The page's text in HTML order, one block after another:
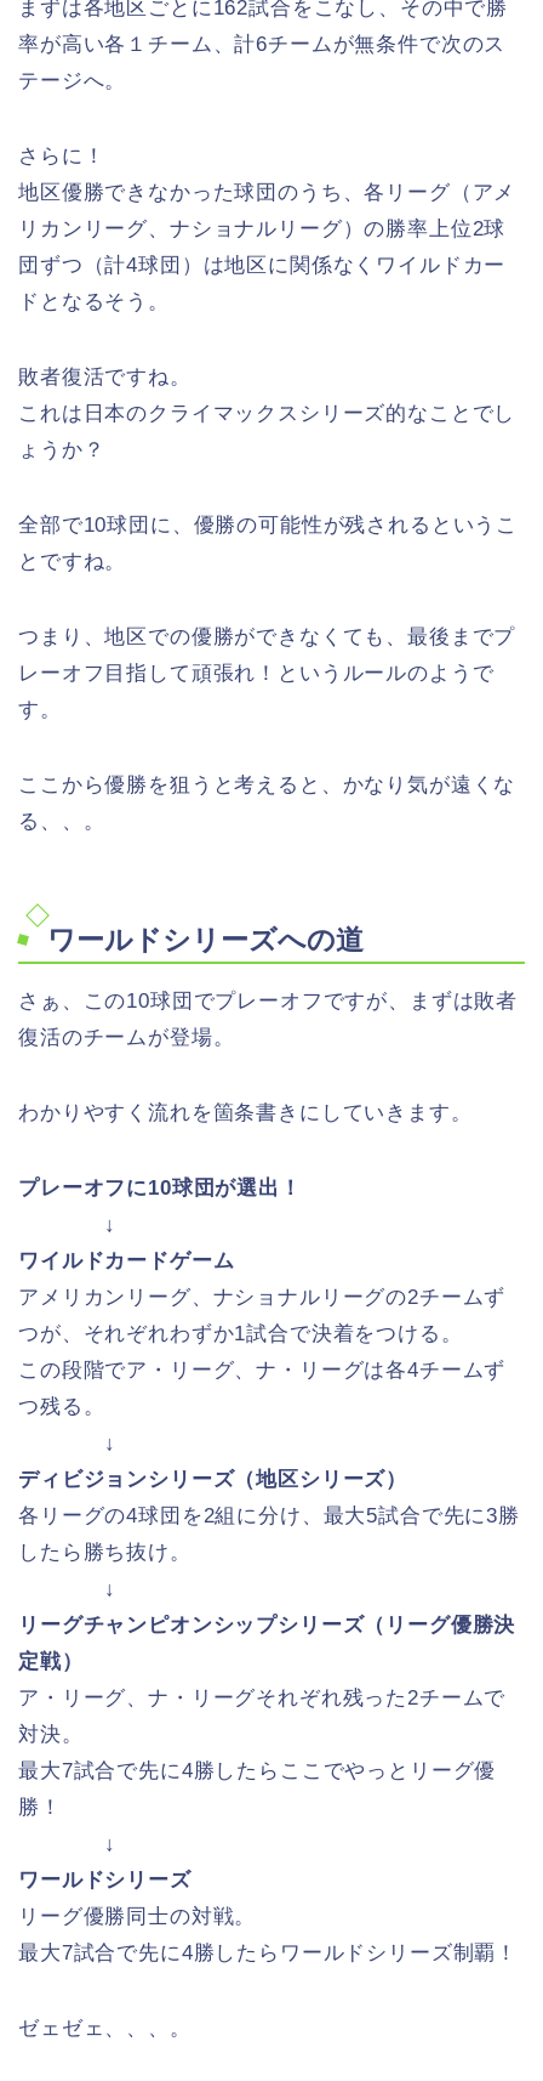
まずは各地区ごとに162試合をこなし、その中で勝
率が高い各１チーム、計6チームが無条件で次のス
テージへ。
さらに！
地区優勝できなかった球団のうち、各リーグ（アメ
リカンリーグ、ナショナルリーグ）の勝率上位2球
団ずつ（計4球団）は地区に関係なくワイルドカー
ドとなるそう。
敗者復活ですね。
これは日本のクライマックスシリーズ的なことでし
ょうか？
全部で10球団に、優勝の可能性が残されるというこ
とですね。
つまり、地区での優勝ができなくても、最後までプ
レーオフ目指して頑張れ！というルールのようで
す。
ここから優勝を狙うと考えると、かなり気が遠くな
る、、。
ワールドシリーズへの道
さぁ、この10球団でプレーオフですが、まずは敗者
復活のチームが登場。
わかりやすく流れを箇条書きにしていきます。
プレーオフに10球団が選出！
↓
ワイルドカードゲーム
アメリカンリーグ、ナショナルリーグの2チームず
つが、それぞれわずか1試合で決着をつける。
この段階でア・リーグ、ナ・リーグは各4チームず
つ残る。
↓
ディビジョンシリーズ（地区シリーズ）
各リーグの4球団を2組に分け、最大5試合で先に3勝
したら勝ち抜け。
↓
リーグチャンピオンシップシリーズ（リーグ優勝決
定戦）
ア・リーグ、ナ・リーグそれぞれ残った2チームで
対決。
最大7試合で先に4勝したらここでやっとリーグ優
勝！
↓
ワールドシリーズ
リーグ優勝同士の対戦。
最大7試合で先に4勝したらワールドシリーズ制覇！
ゼェゼェ、、、。